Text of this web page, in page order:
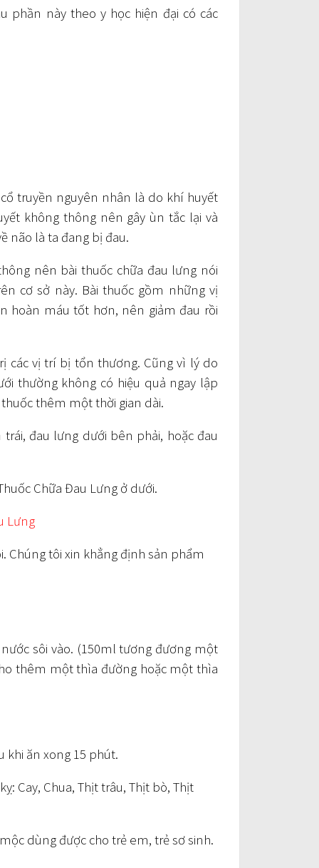
phần này theo y học hiện đại có các
truyền nguyên nhân là do khí huyết
không thông nên gây ùn tắc lại và
não là ta đang bị đau.
nên bài thuốc chữa đau lưng nói
cơ sở này. Bài thuốc gồm những vị
hoàn máu tốt hơn, nên giảm đau rồi
các vị trí bị tổn thương. Cũng vì lý do
thường không có hiệu quả ngay lập
thêm một thời gian dài.
đau lưng dưới bên phải, hoặc đau
Chữa Đau Lưng ở dưới.
Lưng
Chúng tôi xin khẳng định sản phẩm
sôi vào. (150ml tương đương một
thêm một thìa đường hoặc một thìa
khi ăn xong 15 phút.
Cay, Chua, Thịt trâu, Thịt bò, Thịt
dùng được cho trẻ em, trẻ sơ sinh.